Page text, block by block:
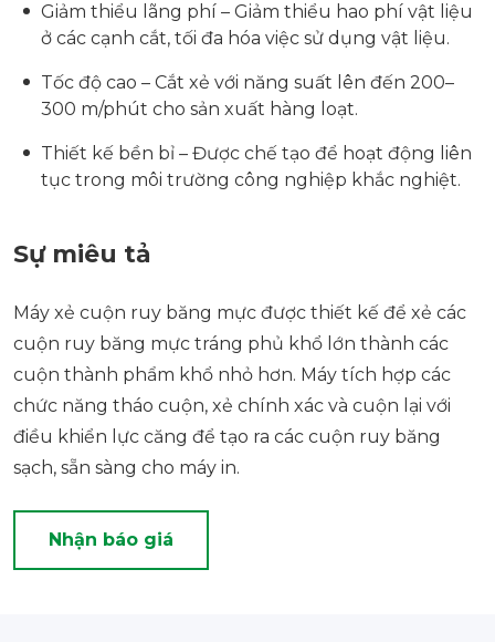
Giảm thiểu lãng phí – Giảm thiểu hao phí vật liệu
ở các cạnh cắt, tối đa hóa việc sử dụng vật liệu.
Tốc độ cao – Cắt xẻ với năng suất lên đến 200–
300 m/phút cho sản xuất hàng loạt.
Thiết kế bền bỉ – Được chế tạo để hoạt động liên
tục trong môi trường công nghiệp khắc nghiệt.
Sự miêu tả
Máy xẻ cuộn ruy băng mực được thiết kế để xẻ các
cuộn ruy băng mực tráng phủ khổ lớn thành các
cuộn thành phẩm khổ nhỏ hơn. Máy tích hợp các
chức năng tháo cuộn, xẻ chính xác và cuộn lại với
điều khiển lực căng để tạo ra các cuộn ruy băng
sạch, sẵn sàng cho máy in.
Nhận báo giá